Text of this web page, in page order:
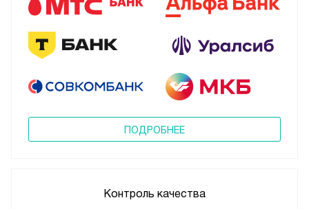
ПОДРОБНЕЕ
Контроль качества